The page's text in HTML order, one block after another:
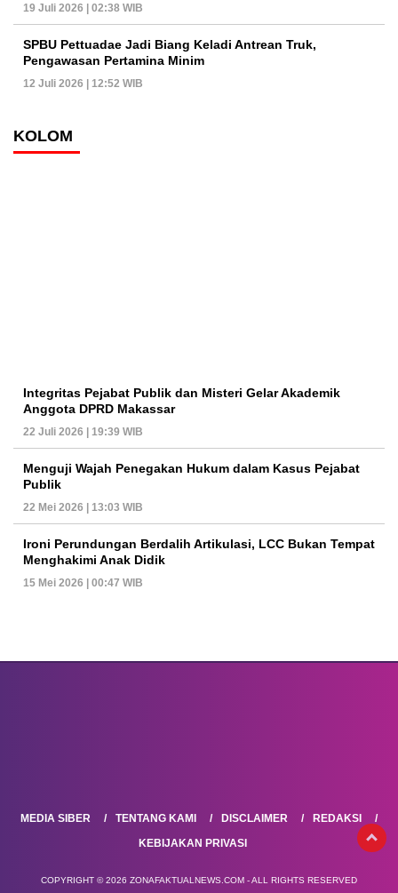
19 Juli 2026 | 02:38 WIB
SPBU Pettuadae Jadi Biang Keladi Antrean Truk,
Pengawasan Pertamina Minim
12 Juli 2026 | 12:52 WIB
KOLOM
Integritas Pejabat Publik dan Misteri Gelar Akademik
Anggota DPRD Makassar
22 Juli 2026 | 19:39 WIB
Menguji Wajah Penegakan Hukum dalam Kasus Pejabat
Publik
22 Mei 2026 | 13:03 WIB
Ironi Perundungan Berdalih Artikulasi, LCC Bukan Tempat
Menghakimi Anak Didik
15 Mei 2026 | 00:47 WIB
MEDIA SIBER TENTANG KAMI DISCLAIMER
REDAKSI
KEBIJAKAN PRIVASI
COPYRIGHT © 2026 ZONAFAKTUALNEWS.COM - ALL RIGHTS RESERVED